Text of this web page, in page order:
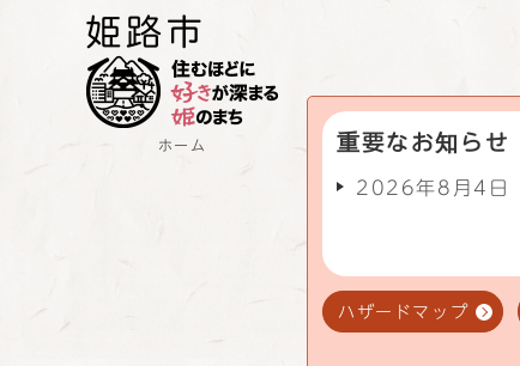
ホーム 重要なお知らせ
2026年8月4日
ハザードマップ